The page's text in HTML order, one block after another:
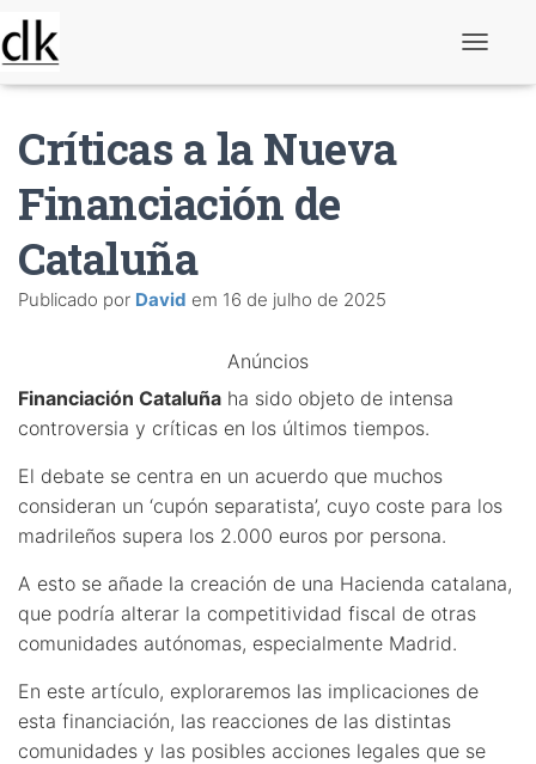
Críticas a la Nueva
Financiación de
Cataluña
Publicado por David em 16 de julho de 2025
Anúncios
Financiación Cataluña ha sido objeto de intensa
controversia y críticas en los últimos tiempos.
El debate se centra en un acuerdo que muchos
consideran un ‘cupón separatista’, cuyo coste para los
madrileños supera los 2.000 euros por persona.
A esto se añade la creación de una Hacienda catalana,
que podría alterar la competitividad fiscal de otras
comunidades autónomas, especialmente Madrid.
En este artículo, exploraremos las implicaciones de
esta financiación, las reacciones de las distintas
comunidades y las posibles acciones legales que se